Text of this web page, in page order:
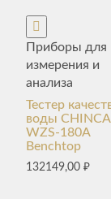
Приборы для
измерения и
анализа
Тестер
воды
WZS-180A
Benchtop
132149,00 ₽